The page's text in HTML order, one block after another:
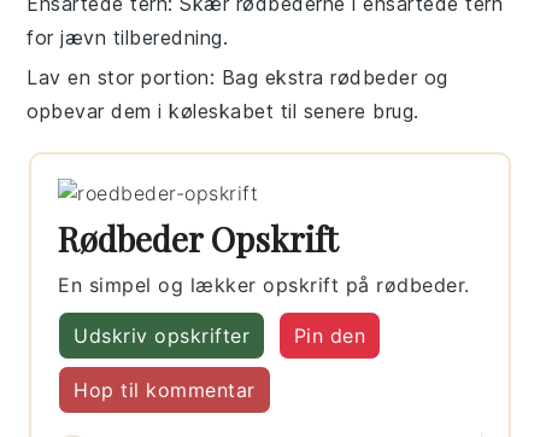
for jævn tilberedning.
Lav en stor portion: Bag ekstrarødbeder og
opbevar dem i køleskabet til senere brug.
Rødbeder Opskrift
En simpel og lækker opskrift på rødbeder.
Udskriv opskrifter Pin den
Hop til kommentar